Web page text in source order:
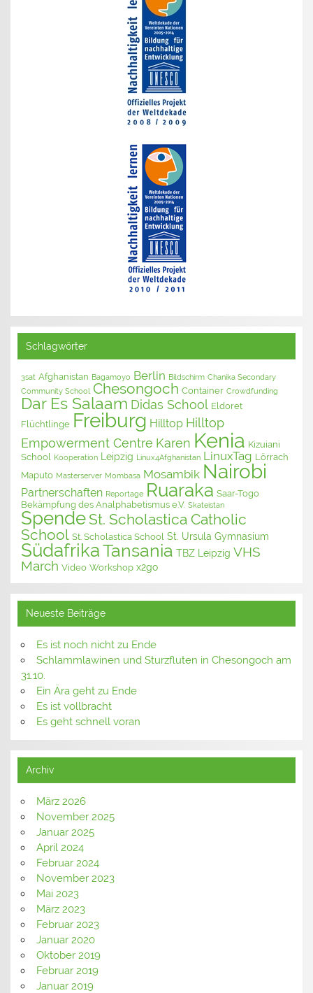
Schlagwörter
3sat Afghanistan Bagamoyo Berlin Bildschirm Chanika Secondary
Community School Chesongoch Container Crowdfunding
Dar Es Salaam Didas School Eldoret
Flüchtlinge Freiburg Hilltop Hilltop
Empowerment Centre Karen Kenia Kizuiani
School
Kooperation Leipzig Linux4Afghanistan LinuxTag Lörrach
Maputo Masterserver Mombasa Mosambik Nairobi
Partnerschaften Reportage Ruaraka Saar-Togo
Bekämpfung des Analphabetismus e.V. Skateistan
Spende St. Scholastica Catholic
School St. Scholastica School St. Ursula Gymnasium
SüdafrikaTansania TBZ Leipzig VHS
March Video Workshop x2go
Neueste Beiträge
Es ist noch nicht zu Ende
Schlammlawinen und Sturzfluten in Chesongoch am
31.10.
Ein Ära geht zu Ende
Es ist vollbracht
Es geht schnell voran
Archiv
März 2026
November 2025
Januar 2025
April 2024
Februar 2024
November 2023
Mai 2023
März 2023
Februar 2023
Januar 2020
Oktober 2019
Februar 2019
Januar 2019